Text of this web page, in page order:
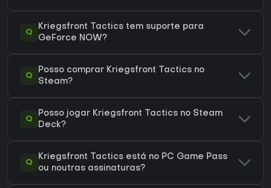
Q
Kriegsfront Tactics tem suporte para
GeForce NOW?
Q
Posso comprar Kriegsfront Tactics no
Steam?
Q
Posso jogar Kriegsfront Tactics no Steam
Deck?
Q
Kriegsfront Tactics está no PC Game Pass
ou noutras assinaturas?